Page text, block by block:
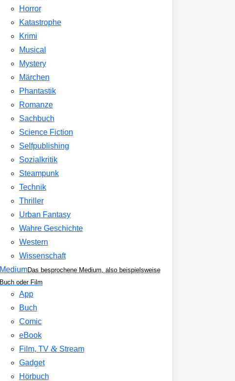
Horror
Katastrophe
Krimi
Musical
Mystery
Märchen
Phantastik
Romanze
Sachbuch
Science Fiction
Selfpublishing
Sozialkritik
Steampunk
Technik
Thriller
Urban Fantasy
Wahre Geschichte
Western
Wissenschaft
MediumDas besprochene Medium, also beispielsweise
Buch oder Film
App
Buch
Comic
eBook
Film, TV &Stream
Gadget
Hörbuch